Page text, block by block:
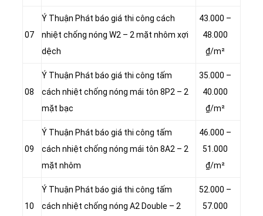
07
Ý Thuận Phát báo giá thi công cách
nhiệt chống nóng W2 – 2 mặt nhôm xợi
dệch
43.000 –
48.000
₫/m²
08
Ý Thuận Phát báo giá thi công tấm
cách nhiệt chống nóng mái tôn 8P2 – 2
mặt bạc
35.000 –
40.000
₫/m²
09
Ý Thuận Phát báo giá thi công tấm
cách nhiệt chống nóng mái tôn 8A2 – 2
mặt nhôm
46.000 –
51.000
₫/m²
10
Ý Thuận Phát báo giá thi công tấm
cách nhiệt chống nóng A2 Double – 2
52.000 –
57.000